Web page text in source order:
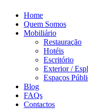
Home
Quem Somos
Mobiliário
Restauração
Hotéis
Escritório
Exterior /
Espaços
Blog
FAQs
Contactos